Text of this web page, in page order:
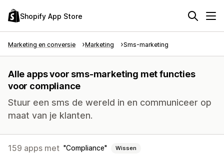
Shopify App Store
Marketing en conversie Marketing Sms-marketing
Alle apps voor sms-marketing met functies
voor compliance
Stuur een sms de wereld in en communiceer op
maat van je klanten.
159 apps met Compliance Wissen